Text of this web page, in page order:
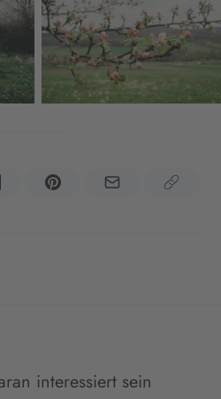
interessiert sein